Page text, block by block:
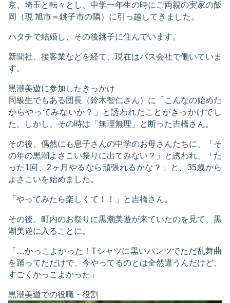
京、埼玉と転々とし、中学一年生の時にご両親の実家の飯
岡（現 旭市＝銚子市の隣）に引っ越してきました。
ハタチで結婚し、その後銚子に住んでいます。
新聞社、接客業などを経て、現在はバス会社で働いていま
す。
黒潮美遊に参加したきっかけ
同級生でもある団長（鈴木智仁さん）に「こんなの始めた
からやってみないか？」と誘われたことがきっかけでし
た。しかし、その時は「無理無理」と断った吉橋さん。
その後、偶然にも息子さんの中学のお母さんたちに、「そ
の年の黒潮よさこい祭りに出てみない？」と誘われ、「た
った1回、2ヶ月やるなら頑張れるかな？」と、35歳から
よさこいを始めました。
「やってみたら楽しくて！！」と吉橋さん。
その後、町内のお祭りに黒潮美遊が来ていたのを見て、黒
潮美遊に入ることに。
「…かっこよかった！Tシャツに黒いパンツでただ乱舞曲
を踊ってただけで、今やってるのとは全然違うんだけど、
すごくかっこよかった」
黒潮美遊での役職・役割